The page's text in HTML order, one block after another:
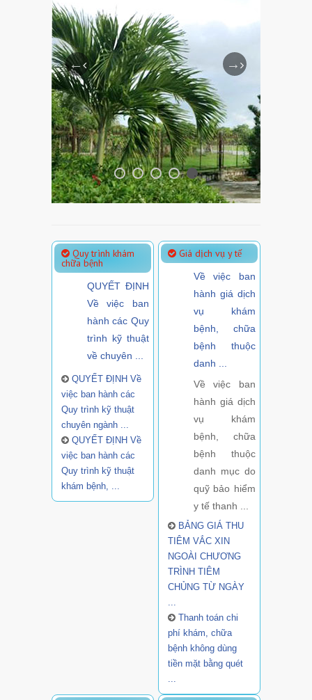
Quy trình khám
chữa bệnh
QUYẾT ĐỊNH
Về việc ban
hành các Quy
trình kỹ thuật
về chuyên ...
QUYẾT ĐỊNH Về
việc ban hành các
Quy trình kỹ thuật
chuyên ngành ...
QUYẾT ĐỊNH Về
việc ban hành các
Quy trình kỹ thuật
khám bệnh, ...
Giá dịch vụ y tế
Về việc ban
hành giá dịch
vụ khám
bệnh, chữa
bệnh thuộc
danh ...
Về việc ban
hành giá dịch
vụ khám
bệnh, chữa
bệnh thuộc
danh mục do
quỹ bảo hiểm
y tế thanh ...
BẢNG GIÁ THU
TIÊM VẮC XIN
NGOÀI CHƯƠNG
TRÌNH TIÊM
CHỦNG TỪ NGÀY
...
Thanh toán chi
phí khám, chữa
bệnh không dùng
tiền mặt bằng quét
...